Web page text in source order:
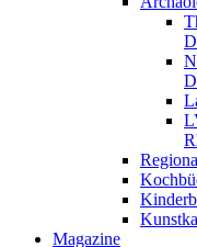
Magazine